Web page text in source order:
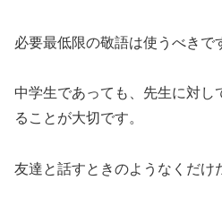
必要最低限の敬語は使うべきで
中学生であっても、先生に対し
ることが大切です。
友達と話すときのようなくだけ